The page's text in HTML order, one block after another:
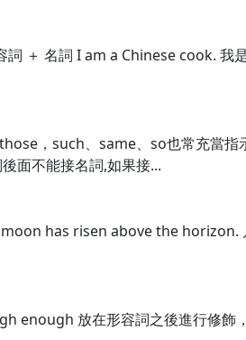
＋ 名詞 I am a Chinese cook. 我
，such、same、so也常充當指
面不能接名詞,如果接...
has risen above the horizon.
enough 放在形容詞之後進行修飾